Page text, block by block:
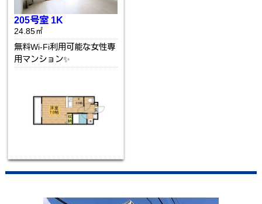
205号室 1K
24.85㎡
無料Wi-Fi利用可能な女性専
用マンション✨